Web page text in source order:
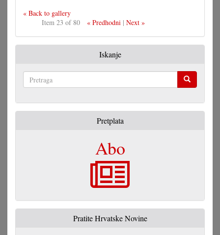
« Back to gallery
Item 23 of 80
« Predhodni| Next »
Iskanje
Pretplata
Abo
Pratite Hrvatske Novine